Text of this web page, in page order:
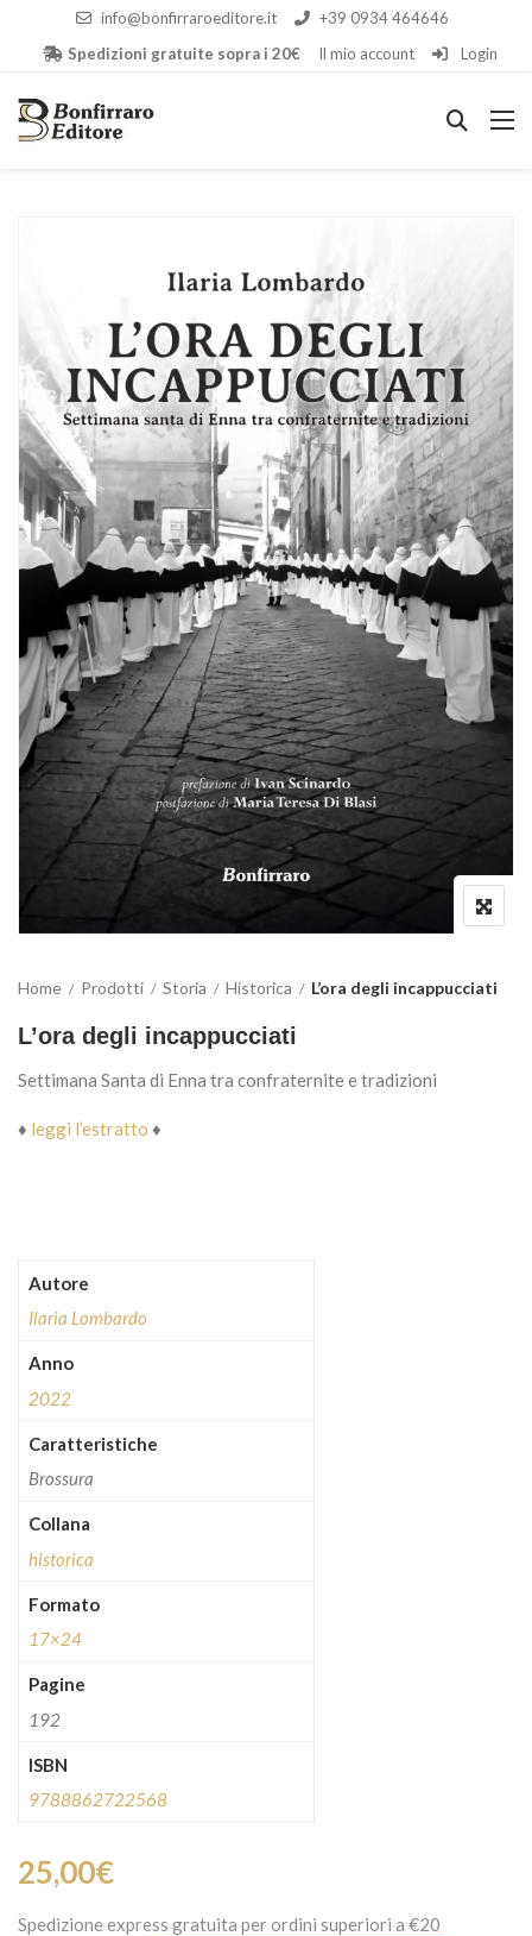
info@bonfirraroeditore.it
+39 0934 464646
Spedizioni gratuite sopra i 20€
Il mio account Login
Home Prodotti Storia Historica L’ora degli incappucciati
L’ora degli incappucciati
Settimana Santa di Enna tra confraternite e tradizioni
♦ leggi l’estratto ♦
Autore
Ilaria Lombardo
Anno
2022
Caratteristiche
Brossura
Collana
historica
Formato
17×24
Pagine
192
ISBN
9788862722568
25,00€
Spedizione express gratuita per ordini superiori a €20